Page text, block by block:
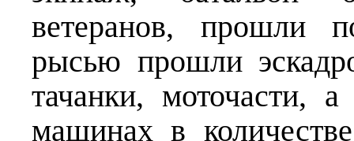
ветеранов, прошли
рысью прошли
тачанки, моточасти,
машинах в